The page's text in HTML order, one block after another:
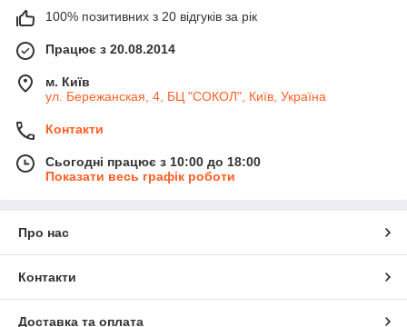
100% позитивних з 20 відгуків за рік
Працює з 20.08.2014
м. Київ
ул. Бережанская, 4, БЦ "СОКОЛ", Київ, Україна
Контакти
Сьогодні працює з 10:00 до 18:00
Показати весь графік роботи
Про нас
Контакти
Доставка та оплата